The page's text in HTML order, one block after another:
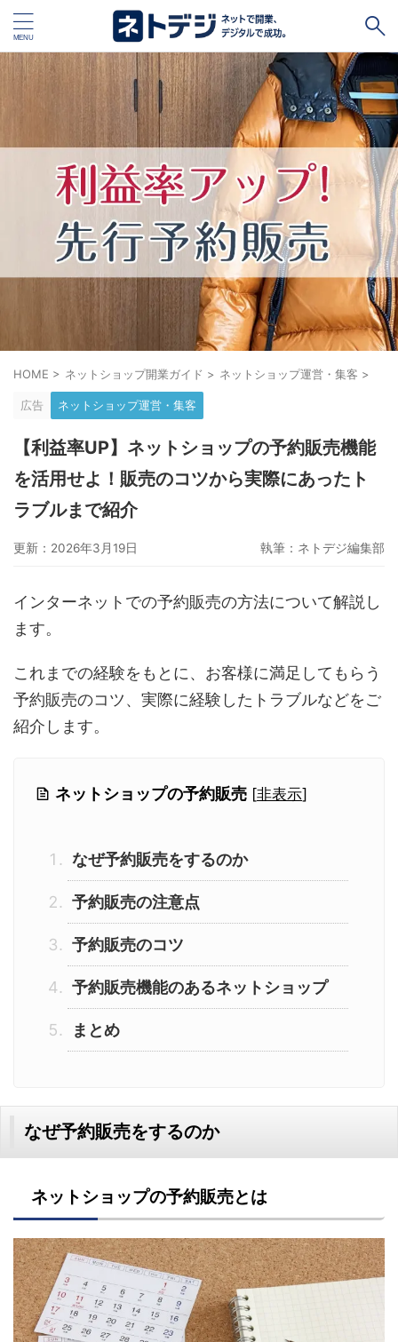
タグ
キャッシュレス Square BASE STORES
ネットショップ開設１vs１ 無料ネットショップ
予約管理システム Shopify Air ビジネスツールズ
ペライチ キャッシュレス決済端末１vs１ ジンドゥー
スマレジ カラーミーショップ
WordPress
ハンドメイド販売 ホームページ作成サービス１vs１
グーペ デジタルコンテンツ販売
Ameba Ownd makeshop 無料ビジネスツール
イージーマイショップ ネットショップ開業準備 越境EC
HOME > ネットショップ開業ガイド > ネットショップ運営・集客 >
広告 ネットショップ運営・集客
【利益率UP】ネットショップの予約販売機能
を活用せよ！販売のコツから実際にあったト
ラブルまで紹介
更新：2026年3月19日 執筆： ネトデジ編集部
インターネットでの予約販売の方法について解説し
ます。
これまでの経験をもとに、お客様に満足してもらう
予約販売のコツ、実際に経験したトラブルなどをご
紹介します。
ネットショップの予約販売 [非表示]
なぜ予約販売をするのか
予約販売の注意点
予約販売のコツ
予約販売機能のあるネットショップ
まとめ
なぜ予約販売をするのか
ネットショップの予約販売とは